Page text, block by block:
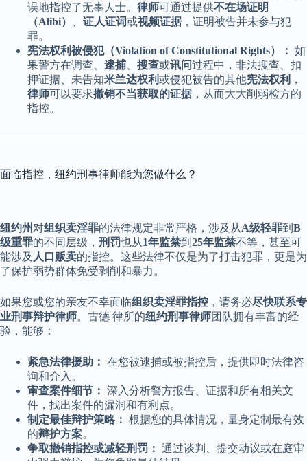
误地指控了无辜人士。 律师可通过提供不在场证明
（Alibi）
证人证词或视频证据，证明被告并未参与犯
罪。
宪法权利被侵犯（Violation of Constitutional Rights）： 如
果警方在调查、 逮捕、 搜查或讯问过程中，非法搜查、扣
押证据、未告知米兰达权利或侵犯被告的其他宪法权利 ，
律师可以要求撤销不当获取的证据，从而大大削弱检方的
指控。
面临指控，纽约刑事律师能为您做什么？
纽约州 对组织卖淫罪的法律规定非常严格，涉及从A级轻罪到 B
级重罪的不同层级， 刑罚也从1年监禁到 25年监禁不等，甚至可
能涉及 人口贩卖的指控。这些法律不仅是为了打击犯罪，更是为
了保护弱势群体免受剥削和暴力。
如果您或您的亲友不幸面临组织卖淫罪指控 ，请务必尽快联系专
业刑事辩护律师。古德 律所的纽约刑事律师团队拥有丰富的经
验，能够：
紧急法律援助： 在您被逮捕或被指控后，提供即时法律咨
询和介入。
审查案件细节： 深入分析警方报告、证据和所有相关文
件，找出案件的漏洞和有利点。
制定最佳辩护策略： 根据您的具体情况，量身定制最有效
的辩护方案。
争取撤销指控或减轻刑罚： 通过谈判、提交动议或在庭审